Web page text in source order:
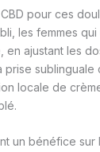
pour ces
les femmes
ajustant les
locale de
un bénéfice sur